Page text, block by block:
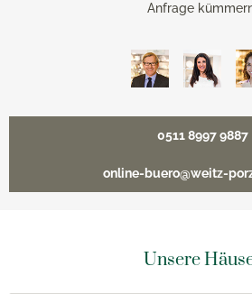
Anfrage
0511 8997 9887
online-buero@weitz-
Unsere